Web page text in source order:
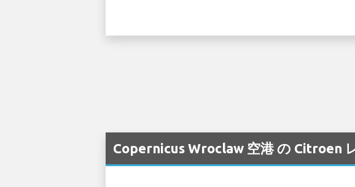
Copernicus Wroclaw 空港 の Citroen